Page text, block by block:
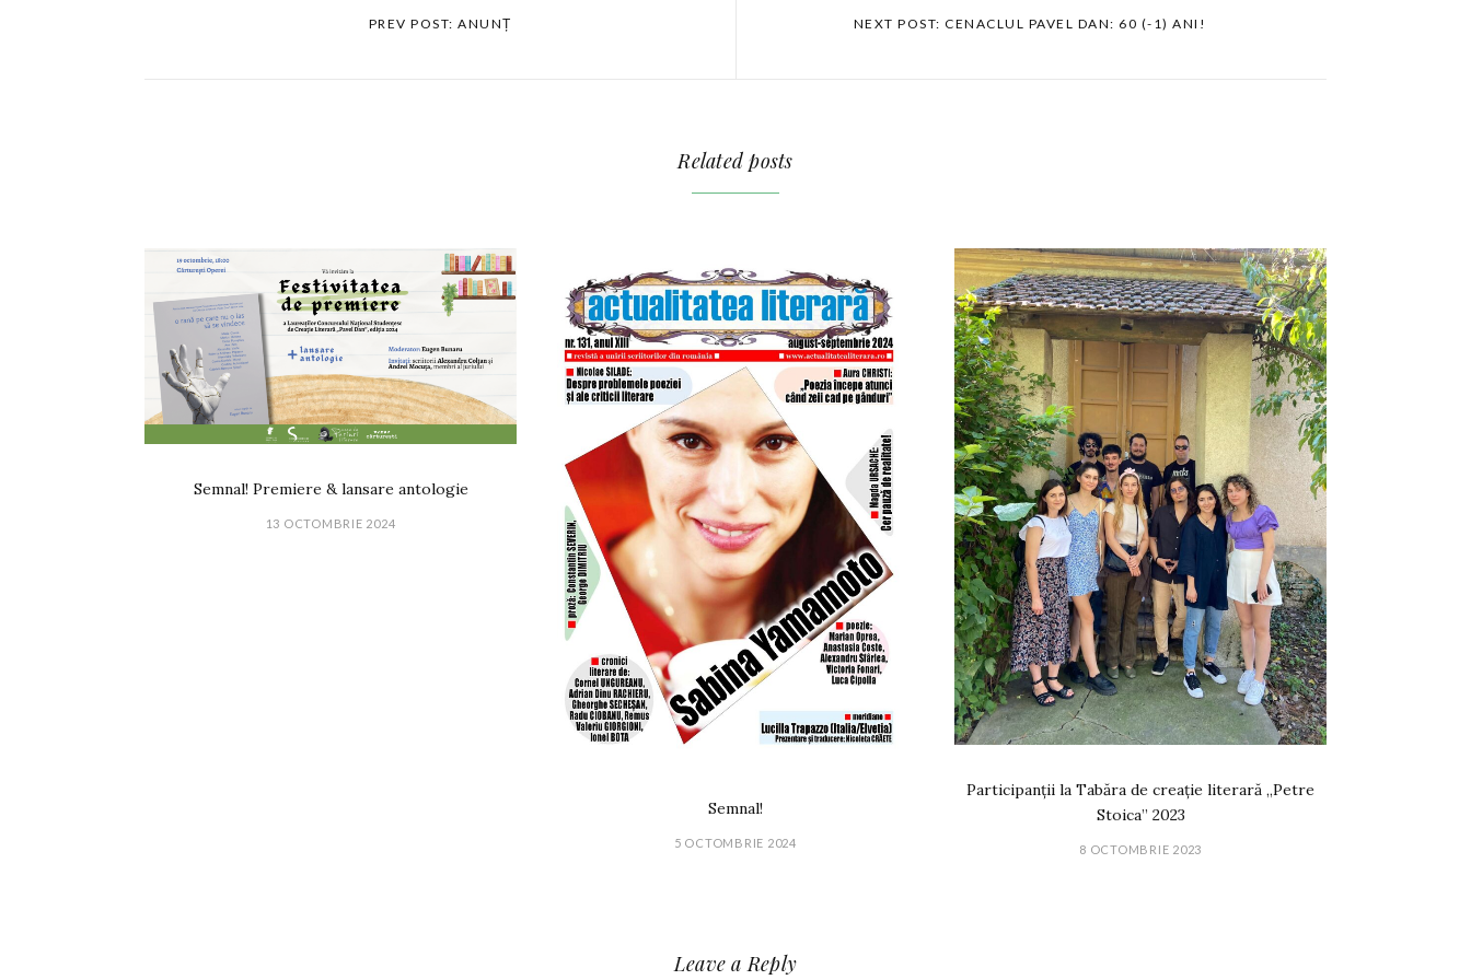
PREV POST: ANUNȚ NEXT POST: CENACLUL PAVEL DAN: 60 (-1) ANI!
Related posts
Semnal! Premiere & lansare antologie
13 OCTOMBRIE 2024
Semnal!
5 OCTOMBRIE 2024
Participanții la Tabăra de creație literară „Petre
Stoica” 2023
8 OCTOMBRIE 2023
Leave a Reply